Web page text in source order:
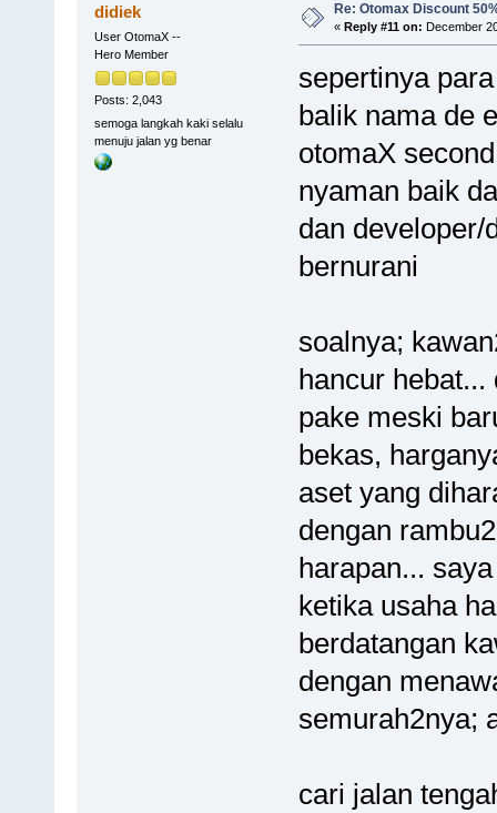
didiek
User OtomaX --
Hero Member
Posts: 2,043
semoga langkah kaki selalu
menuju jalan yg benar
Re: Otomax Discount
« Reply #11 on: December
sepertinya
balik nama de
otomaX
nyaman baik
dan developer/
bernurani
soalnya;
hancur
pake meski
bekas,
aset yang
dengan
harapan...
ketika usaha
berdatangan
dengan
semurah2nya;
cari jalan